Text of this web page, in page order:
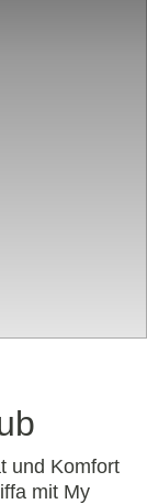
und Komfort
mit My